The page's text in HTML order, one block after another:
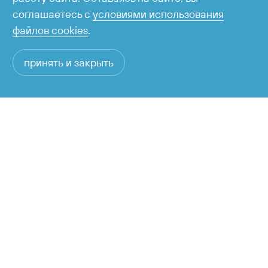
соглашаетесь сусловиями использования
файлов cookies.
принять и закрыть